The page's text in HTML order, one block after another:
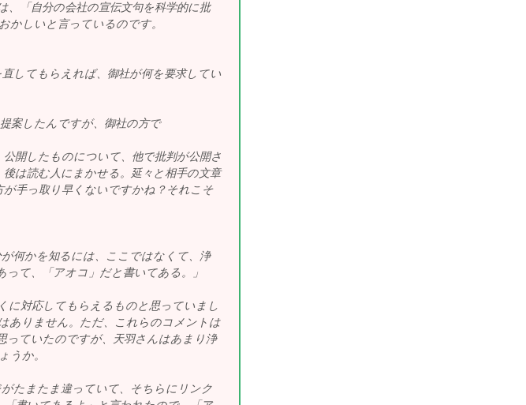
「自分の会社の宣伝文句を科学的に批
かしいと言っているのです。
してもらえれば、御社が何を要求してい
案したんですが、御社の方で
開したものについて、他で批判が公開さ
は読む人にまかせる。延々と相手の文章
手っ取り早くないですかね？それこそ
何かを知るには、ここではなくて、浄
て、「アオコ」だと書いてある。」
に対応してもらえるものと思っていまし
ありません。ただ、これらのコメントは
っていたのですが、天羽さんはあまり浄
うか。
たまたま違っていて、そちらにリンク